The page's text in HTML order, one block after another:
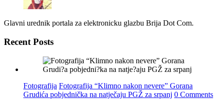
Glavni urednik portala za elektronicku glazbu Brija Dot Com.
Recent Posts
Fotografija Fotografija “Klimno nakon nevere” Gorana
Grudića pobjednička na natječaju PGŽ za srpanj 0 Comments